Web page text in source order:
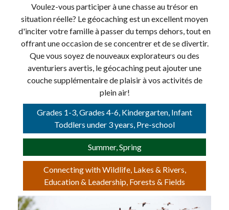
Voulez-vous participer à une chasse au trésor en
situation réelle? Le géocaching est un excellent moyen
d'inciter votre famille à passer du temps dehors, tout en
offrant une occasion de se concentrer et de se divertir.
Que vous soyez de nouveaux explorateurs ou des
aventuriers avertis, le géocaching peut ajouter une
couche supplémentaire de plaisir à vos activités de
plein air!
Grades 1-3, Grades 4-6, Kindergarten, Infant
Toddlers under 3 years, Pre-school
Summer, Spring
Connecting with Wildlife, Lakes & Rivers,
Education & Leadership, Forests & Fields